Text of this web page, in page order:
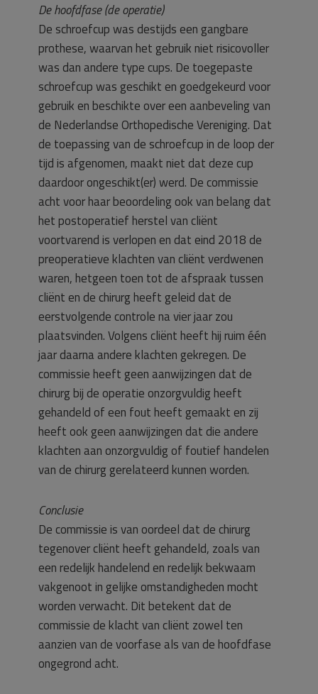
De hoofdfase (de operatie)
De schroefcup was destijds een gangbare
prothese, waarvan het gebruik niet risicovoller
was dan andere type cups. De toegepaste
schroefcup was geschikt en goedgekeurd voor
gebruik en beschikte over een aanbeveling van
de Nederlandse Orthopedische Vereniging. Dat
de toepassing van de schroefcup in de loop der
tijd is afgenomen, maakt niet dat deze cup
daardoor ongeschikt(er) werd. De commissie
acht voor haar beoordeling ook van belang dat
het postoperatief herstel van cliënt
voortvarend is verlopen en dat eind 2018 de
preoperatieve klachten van cliënt verdwenen
waren, hetgeen toen tot de afspraak tussen
cliënt en de chirurg heeft geleid dat de
eerstvolgende controle na vier jaar zou
plaatsvinden. Volgens cliënt heeft hij ruim één
jaar daarna andere klachten gekregen. De
commissie heeft geen aanwijzingen dat de
chirurg bij de operatie onzorgvuldig heeft
gehandeld of een fout heeft gemaakt en zij
heeft ook geen aanwijzingen dat die andere
klachten aan onzorgvuldig of foutief handelen
van de chirurg gerelateerd kunnen worden.
Conclusie
De commissie is van oordeel dat de chirurg
tegenover cliënt heeft gehandeld, zoals van
een redelijk handelend en redelijk bekwaam
vakgenoot in gelijke omstandigheden mocht
worden verwacht. Dit betekent dat de
commissie de klacht van cliënt zowel ten
aanzien van de voorfase als van de hoofdfase
ongegrond acht.